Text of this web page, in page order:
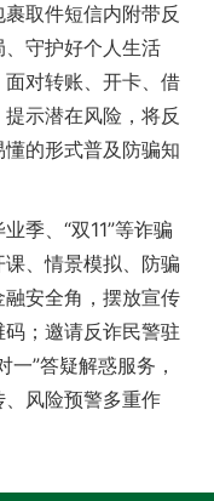
取件短信内附带反
守护好个人生活
对转账、开卡、借
示潜在风险，将反
的形式普及防骗知
、“双11”等诈骗
、情景模拟、防骗
安全角，摆放宣传
；邀请反诈民警驻
”答疑解惑服务，
风险预警多重作